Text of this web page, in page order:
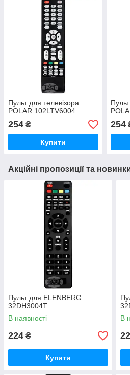
Пульт для телевізора
POLAR 102LTV6004
254 ₴
Купити
254
Акційні пропозиції та
Пульт для ELENBERG
32DH3004T
В наявності
224 ₴
Купити
В